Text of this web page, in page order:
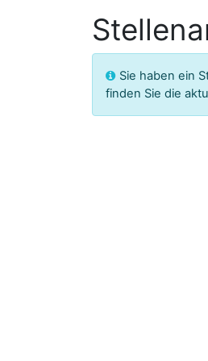
Sie haben ein
finden Sie die